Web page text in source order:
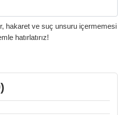
hakaret ve suç unsuru içermemesi
hatırlatırız!
)